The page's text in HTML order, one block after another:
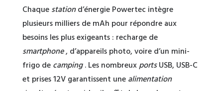
Chaquestationd’énergie Powertec intègre
plusieurs milliers de mAh pour répondre aux
besoins les plus exigeants : recharge de
smartphone, d’appareils photo, voire d’un mini-
frigo decamping. Les nombreuxportsUSB, USB-C
et prises 12V garantissent unealimentation